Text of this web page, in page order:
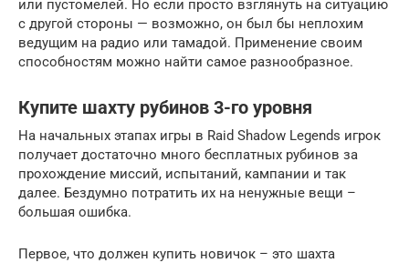
или пустомелей. Но если просто взглянуть на ситуацию
с другой стороны — возможно, он был бы неплохим
ведущим на радио или тамадой. Применение своим
способностям можно найти самое разнообразное.
Купите шахту рубинов 3-го уровня
На начальных этапах игры в Raid Shadow Legends игрок
получает достаточно много бесплатных рубинов за
прохождение миссий, испытаний, кампании и так
далее. Бездумно потратить их на ненужные вещи –
большая ошибка.
Первое, что должен купить новичок – это шахта